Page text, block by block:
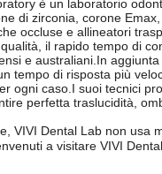
è un laboratorio
di zirconia, corone
occluse e allineatori
il rapido tempo di
e australiani.In
tempo di risposta più
ogni caso.I suoi tecnici
perfetta traslucidità,
VIVI Dental Lab non usa
a visitare VIVI